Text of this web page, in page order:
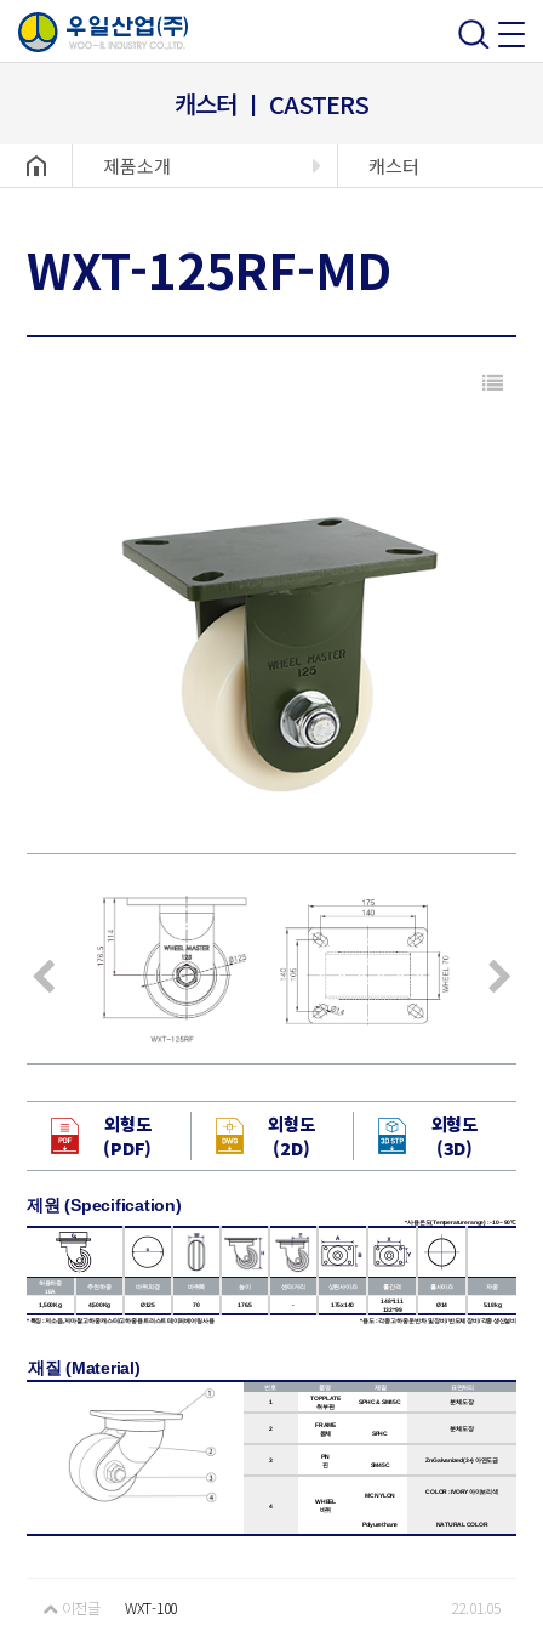
캐스터 ㅣ CASTERS
헤더설정 제품소개 캐스터
WXT-125RF-MD
외형도
(PDF)
외형도
(2D)
외형도
(3D)
제원 (Specification)
* 사용온도(Temperature range) : -10 ~ 90℃
허용하중
1EA
추천하중 바퀴외경 바퀴폭 높이 센터거리 상판사이즈 홀간격 홀사이즈 자중
1,500Kg 4,500Kg Ø125 70 176.5 - 175x140
148*111
132*99
Ø14 5.18kg
* 특징 :저소음, 저마찰 고하중 캐스터/고하중용 트러스트 테이퍼베어링 사용 * 용도 :각종 고하중 운반차 및 장비/ 반도체 장비 / 각종 생산설비
재질 (Material)
번 호 품 명 재 질
표면처리
1
TOP PLATE
취부판
SPHC & SM45C 분체도장
2
FRAME
몸체
SPHC
분체도장
3
PIN
핀
SM45C
Zn Galvanized(3+)아연도금
4
WHEEL
바퀴
MC NYLON COLOR : IVORY 아이보리색
Polyurethane NATURAL COLOR
이전글 WXT-100 22.01.05